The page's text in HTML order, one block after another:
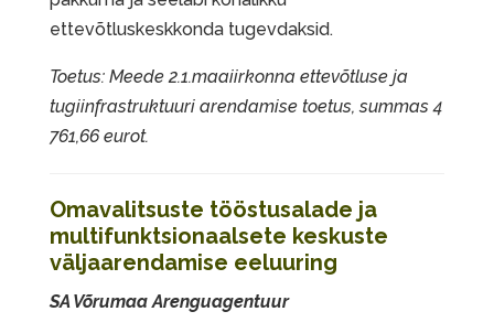
ettevõtluskeskkonda tugevdaksid.
Toetus: Meede 2.1.maaiirkonna ettevõtluse ja
tugiinfrastruktuuri arendamise toetus, summas 4
761,66 eurot.
Omavalitsuste tööstusalade ja
multifunktsionaalsete keskuste
väljaarendamise eeluuring
SA Võrumaa Arenguagentuur